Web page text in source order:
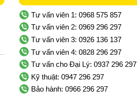
Tư vấn viên 1: 0968 575 857
Tư vấn viên 2: 0969 296 297
Tư vấn viên 3: 0926 136 137
Tư vấn viên 4: 0828 296 297
Tư vấn cho Đại Lý: 0937 296 297
Kỹ thuật: 0947 296 297
Bảo hành: 0966 296 297